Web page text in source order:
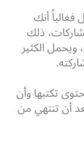
أنك
ذلك
الكثير
تكتبها وأن
أن تنتهي من